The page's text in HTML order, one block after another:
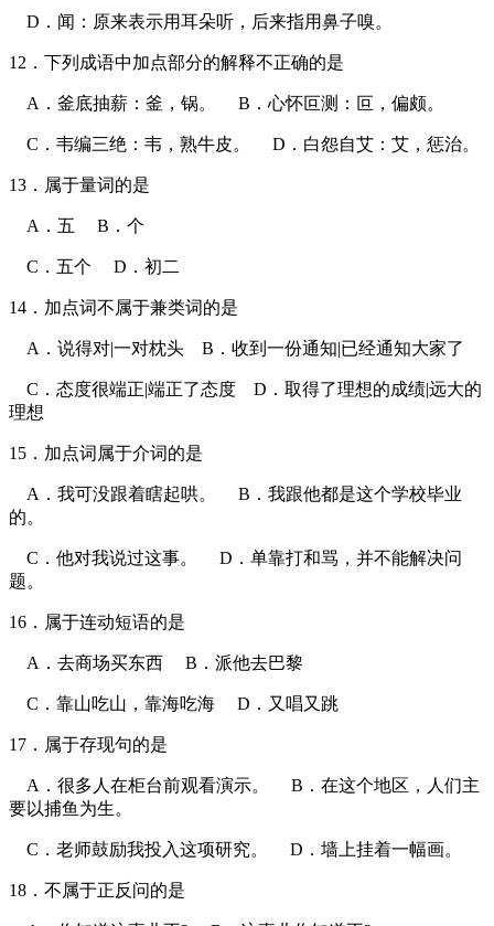
D．闻：原来表示用耳朵听，后来指用鼻子嗅。
12．下列成语中加点部分的解释不正确的是
A．釜底抽薪：釜，锅。 B．心怀叵测：叵，偏颇。
C．韦编三绝：韦，熟牛皮。 D．白怨自艾：艾，惩治。
13．属于量词的是
A．五 B．个
C．五个 D．初二
14．加点词不属于兼类词的是
A．说得对|一对枕头 B．收到一份通知|已经通知大家了
C．态度很端正|端正了态度 D．取得了理想的成绩|远大的
理想
15．加点词属于介词的是
A．我可没跟着瞎起哄。 B．我跟他都是这个学校毕业
的。
C．他对我说过这事。 D．单靠打和骂，并不能解决问
题。
16．属于连动短语的是
A．去商场买东西 B．派他去巴黎
C．靠山吃山，靠海吃海 D．又唱又跳
17．属于存现句的是
A．很多人在柜台前观看演示。 B．在这个地区，人们主
要以捕鱼为生。
C．老师鼓励我投入这项研究。 D．墙上挂着一幅画。
18．不属于正反问的是